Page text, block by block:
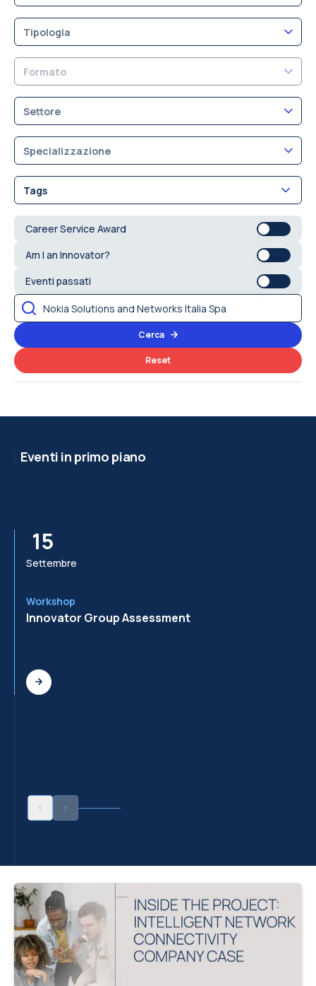
Tipologia
Formato
Settore
Specializzazione
Tags
Career Service Award
Am I an Innovator?
Eventi passati
Cerca
Reset
Eventi in primo piano
15
Settembre
Workshop
Innovator Group Assessment